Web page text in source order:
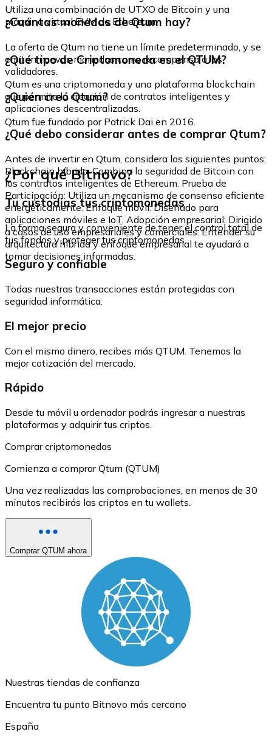
Utiliza una combinación de UTXO de Bitcoin y una
máquina virtual EVM de Ethereum.
¿Cuántas monedas de Qtum hay?
La oferta de Qtum no tiene un límite predeterminado, y se
emiten nuevas monedas como recompensa a los
validadores.
¿Qué tipo de Criptomoneda es el QTUM?
Qtum es una criptomoneda y una plataforma blockchain
que permite la creación de contratos inteligentes y
aplicaciones descentralizadas.
¿Quién creó Qtum?
Qtum fue fundado por Patrick Dai en 2016.
¿Qué debo considerar antes de comprar Qtum?
Antes de invertir en Qtum, considera los siguientes puntos:
Blockchain híbrida: Combina la seguridad de Bitcoin con
los contratos inteligentes de Ethereum. Prueba de
Participación: Utiliza un mecanismo de consenso eficiente
energéticamente. Enfoque móvil: Diseñado para
aplicaciones móviles e IoT. Adopción empresarial: Dirigido
a casos de uso empresariales y comerciales. Entender su
arquitectura híbrida y enfoque empresarial te ayudará a
tomar decisiones informadas.
¿Por qué Bitnovo?
Tu custodias tus criptomonedas
La forma segura y conveniente de tener el control total de
tus fondos y proteger tus criptomonedas.
Seguro y confiable
Todas nuestras transacciones están protegidas con
seguridad informática.
El mejor precio
Con el mismo dinero, recibes más QTUM. Tenemos la
mejor cotización del mercado.
Rápido
Desde tu móvil u ordenador podrás ingresar a nuestras
plataformas y adquirir tus criptos.
Comprar criptomonedas
Comienza a comprar Qtum (QTUM)
Una vez realizadas las comprobaciones, en menos de 30
minutos recibirás las criptos en tu wallets.
Comprar QTUM ahora
Nuestras tiendas de confianza
Encuentra tu punto Bitnovo más cercano
España